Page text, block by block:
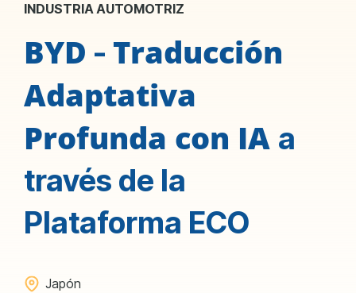
INDUSTRIA AUTOMOTRIZ
BYD - Traducción
Adaptativa
Profunda con IA a
través de la
Plataforma ECO
Japón